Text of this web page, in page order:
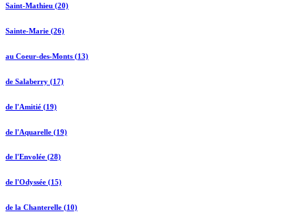
Saint-Mathieu (20)
Sainte-Marie (26)
au Coeur-des-Monts (13)
de Salaberry (17)
de l'Amitié (19)
de l'Aquarelle (19)
de l'Envolée (28)
de l'Odyssée (15)
de la Chanterelle (10)